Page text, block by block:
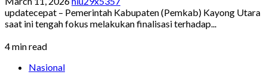
updatecepat – Pemerintah Kabupaten (Pemkab) Kayong Utara
saat ini tengah fokus melakukan finalisasi terhadap...
4 min read
Nasional